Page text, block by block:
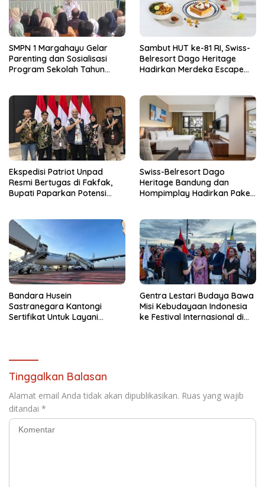
SMPN 1 Margahayu Gelar
Parenting dan Sosialisasi
Program Sekolah Tahun
Sambut HUT ke-81 RI, Swiss-
Belresort Dago Heritage
Hadirkan Merdeka Escape
Ekspedisi Patriot Unpad
Resmi Bertugas di Fakfak,
Bupati Paparkan Potensi
Swiss-Belresort Dago
Heritage Bandung dan
Hompimplay Hadirkan Paket
Bandara Husein
Sastranegara Kantongi
Sertifikat Untuk Layani
Gentra Lestari Budaya Bawa
Misi Kebudayaan Indonesia
ke Festival Internasional di
Tinggalkan Balasan
Alamat email Anda tidak akan dipublikasikan. Ruas yang wajib
ditandai *